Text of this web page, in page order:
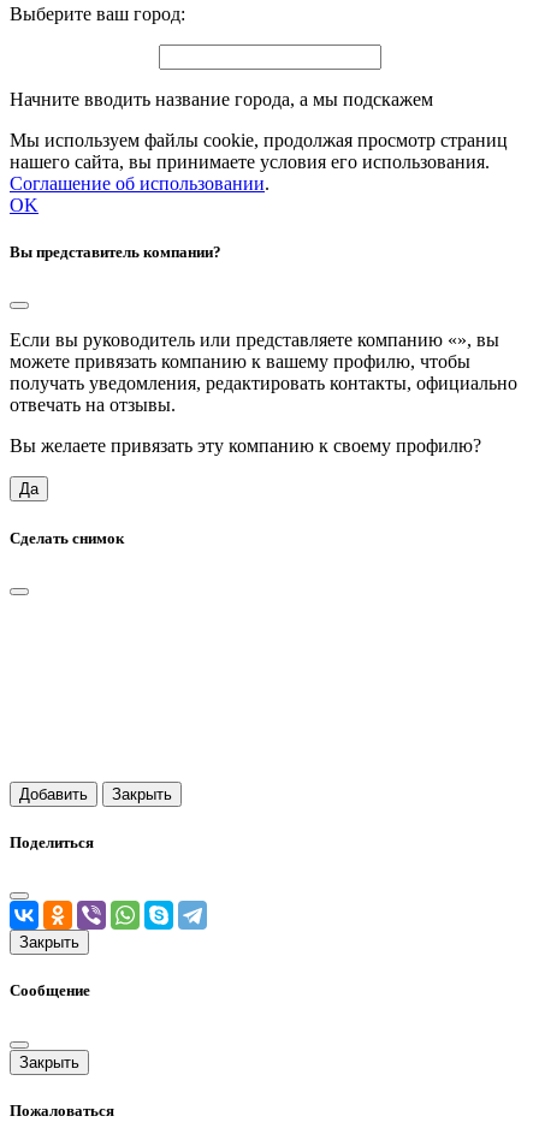
Выберите ваш город:
Начните вводить название города, а мы подскажем
Мы используем файлы cookie, продолжая просмотр страниц
нашего сайта, вы принимаете условия его использования.
Соглашение об использовании.
OK
Вы представитель компании?
Если вы руководитель или представляете компанию «», вы
можете привязать компанию к вашему профилю, чтобы
получать уведомления, редактировать контакты, официально
отвечать на отзывы.
Вы желаете привязать эту компанию к своему профилю?
Да
Сделать снимок
Добавить Закрыть
Поделиться
Закрыть
Сообщение
Закрыть
Пожаловаться